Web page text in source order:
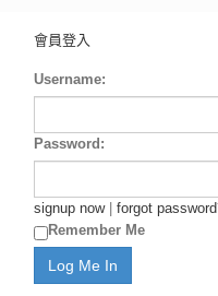
會員登入
Username:
Password:
signup now| forgot
Remember Me